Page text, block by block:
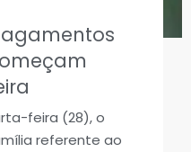
feira (28), o
referente ao